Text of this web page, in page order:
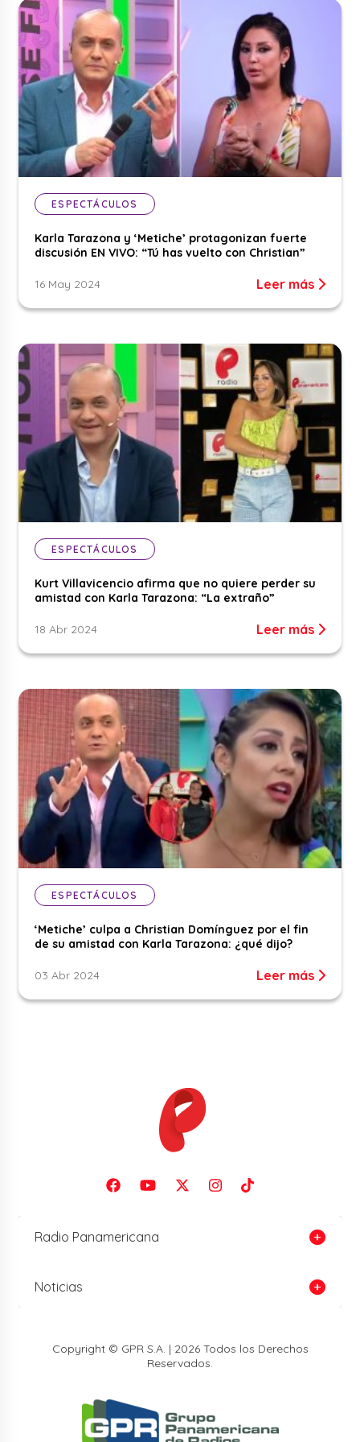
ESPECTÁCULOS
Karla Tarazona y ‘Metiche’ protagonizan fuerte
discusión EN VIVO: “Tú has vuelto con Christian”
16 May 2024 Leer más
ESPECTÁCULOS
Kurt Villavicencio afirma que no quiere perder su
amistad con Karla Tarazona: “La extraño”
18 Abr 2024 Leer más
ESPECTÁCULOS
‘Metiche’ culpa a Christian Domínguez por el fin
de su amistad con Karla Tarazona: ¿qué dijo?
03 Abr 2024 Leer más
Radio Panamericana
Noticias
Copyright © GPR S.A. | 2026 Todos los Derechos
Reservados.